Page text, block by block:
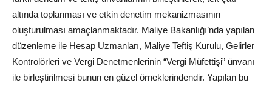
altında toplanması ve etkin denetim mekanizmasının
oluşturulması amaçlanmaktadır. Maliye Bakanlığı’nda yapılan
düzenleme ile Hesap Uzmanları, Maliye Teftiş Kurulu, Gelirler
Kontrolörleri ve Vergi Denetmenlerinin “Vergi Müfettişi” ünvanı
ile birleştirilmesi bunun en güzel örneklerindendir. Yapılan bu